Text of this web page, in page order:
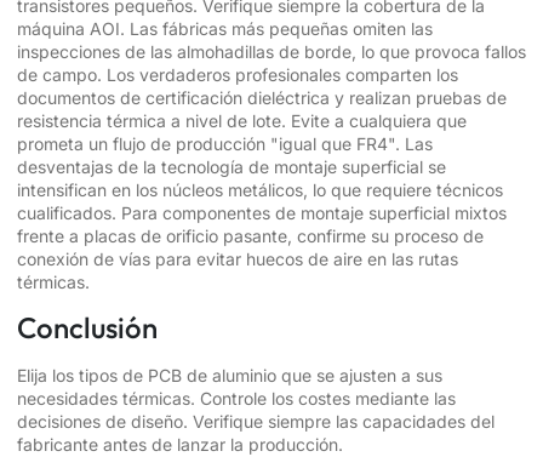
transistores pequeños. Verifique siempre la cobertura de la
máquina AOI. Las fábricas más pequeñas omiten las
inspecciones de las almohadillas de borde, lo que provoca fallos
de campo. Los verdaderos profesionales comparten los
documentos de certificación dieléctrica y realizan pruebas de
resistencia térmica a nivel de lote. Evite a cualquiera que
prometa un flujo de producción "igual que FR4". Las
desventajas de la tecnología de montaje superficial se
intensifican en los núcleos metálicos, lo que requiere técnicos
cualificados. Para componentes de montaje superficial mixtos
frente a placas de orificio pasante, confirme su proceso de
conexión de vías para evitar huecos de aire en las rutas
térmicas.
Conclusión
Elija los tipos de PCB de aluminio que se ajusten a sus
necesidades térmicas. Controle los costes mediante las
decisiones de diseño. Verifique siempre las capacidades del
fabricante antes de lanzar la producción.